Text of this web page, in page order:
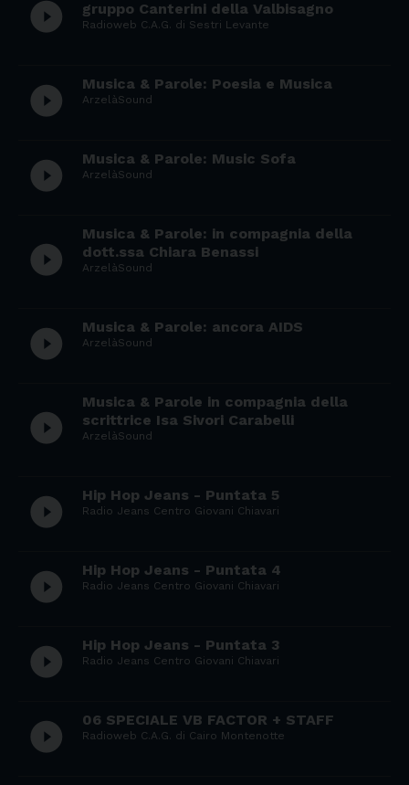
play_circle_filled gruppo Canterini della Valbisagno
Radioweb C.A.G. di Sestri Levante
play_circle_filled Musica & Parole: Poesia e Musica
ArzelàSound
play_circle_filled Musica & Parole: Music Sofa
ArzelàSound
play_circle_filled
Musica & Parole: in compagnia della
dott.ssa Chiara Benassi
ArzelàSound
play_circle_filled Musica & Parole: ancora AIDS
ArzelàSound
play_circle_filled
Musica & Parole in compagnia della
scrittrice Isa Sivori Carabelli
ArzelàSound
play_circle_filled Hip Hop Jeans - Puntata 5
Radio Jeans Centro Giovani Chiavari
play_circle_filled Hip Hop Jeans - Puntata 4
Radio Jeans Centro Giovani Chiavari
play_circle_filled Hip Hop Jeans - Puntata 3
Radio Jeans Centro Giovani Chiavari
play_circle_filled 06 SPECIALE VB FACTOR + STAFF
Radioweb C.A.G. di Cairo Montenotte